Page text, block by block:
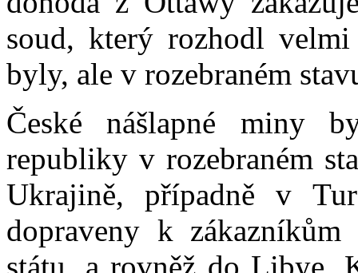
soud, který rozhodl
byly, ale v rozebraném
České nášlapné miny
republiky v rozebraném
Ukrajině, případně v
dopraveny k
státu, a rovněž do Libye,